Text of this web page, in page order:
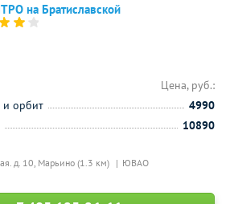
на Братиславской
д. 10, Марьино (1.3 км) ЮВАО
Цена, руб.:
и орбит
4990
10890